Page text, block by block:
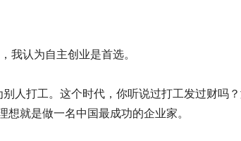
我认为自主创业是首选。
人打工。这个时代，你听说过打工发过财吗
就是做一名中国最成功的企业家。